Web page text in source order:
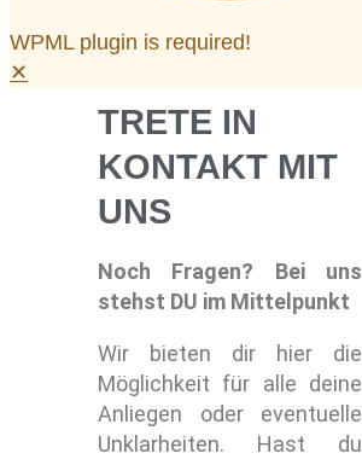
WPML plugin is required!
✕
TRETE IN
KONTAKT MIT
UNS
Noch Fragen? Bei uns
stehst DU im Mittelpunkt
Wir bieten dir hier die
Möglichkeit für alle deine
Anliegen oder eventuelle
Unklarheiten. Hast du